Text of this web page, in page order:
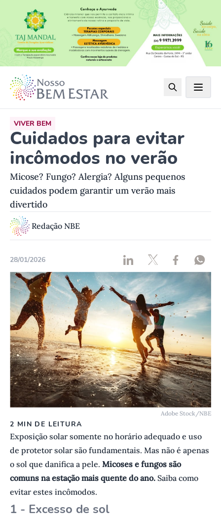
VIVER BEM
Cuidados para evitar
incômodos no verão
Micose? Fungo? Alergia? Alguns pequenos
cuidados podem garantir um verão mais
divertido
Redação NBE
28/01/2026
Adobe Stock/NBE
2 MIN DE LEITURA
Exposição solar somente no horário adequado e uso
de protetor solar são fundamentais. Mas não é apenas
o sol que danifica a pele. Micoses e fungos são
comuns na estação mais quente do ano. Saiba como
evitar estes incômodos.
1 - Excesso de sol